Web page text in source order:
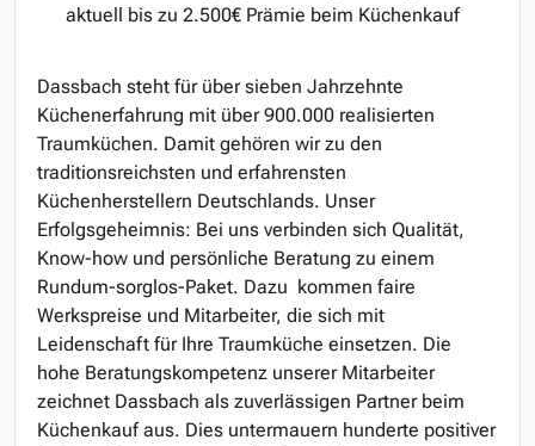
aktuell bis zu 2.500€ Prämie beim Küchenkauf
Dassbach steht für über sieben Jahrzehnte
Küchenerfahrung mit über 900.000 realisierten
Traumküchen. Damit gehören wir zu den
traditionsreichsten und erfahrensten
Küchenherstellern Deutschlands. Unser
Erfolgsgeheimnis: Bei uns verbinden sich Qualität,
Know-how und persönliche Beratung zu einem
Rundum-sorglos-Paket. Dazu kommen faire
Werkspreise und Mitarbeiter, die sich mit
Leidenschaft für Ihre Traumküche einsetzen. Die
hohe Beratungskompetenz unserer Mitarbeiter
zeichnet Dassbach als zuverlässigen Partner beim
Küchenkauf aus. Dies untermauern hunderte positiver